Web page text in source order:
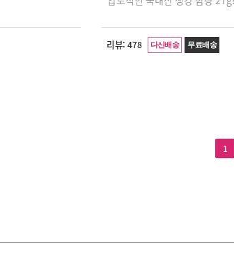
리뷰: 478 다신배송 무료배송
1